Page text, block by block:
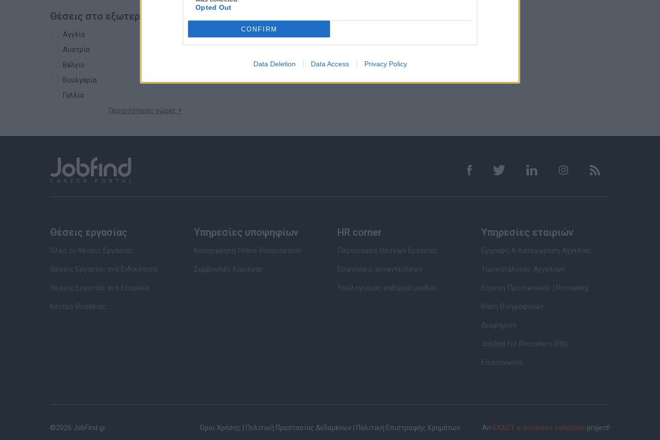
Opted Out
CONFIRM
Data Deletion Data Access Privacy Policy
Θέσεις στο εξωτερικό
Αγγλία
Αυστρία
Βέλγιο
Βουλγαρία
Γαλλία
Περισσότερες χώρες +
Θέσεις εργασίας
Όλες οι Θέσεις Εργασίας
Θέσεις Εργασίας ανά Ειδικότητα
Θέσεις Εργασίας ανά Εταιρεία
Κέντρο Βοήθειας
Υπηρεσίες υποψηφίων
Καταχώρηση Online Βιογραφικού
Συμβουλές Καριέρας
HR corner
Περιγραφές Θέσεων Εργασίας
Ερωτήσεις συνεντεύξεων
Υπολογισμός καθαρού μισθού
Υπηρεσίες εταιριών
Εγγραφή & Καταχώρηση Αγγελίας
Τιμοκατάλογος Αγγελιών
Εύρεση Προσωπικού | Recruiting
Βάση Βιογραφικών
Διαφήμιση
Jobfind for Recruiters (EN)
Επικοινωνία
©2026 JobFind.gr Όροι Χρήσης Πολιτική Προστασίας Δεδομένων Πολιτική Επιστροφής Χρημάτων An EXACT e-business solutions project!